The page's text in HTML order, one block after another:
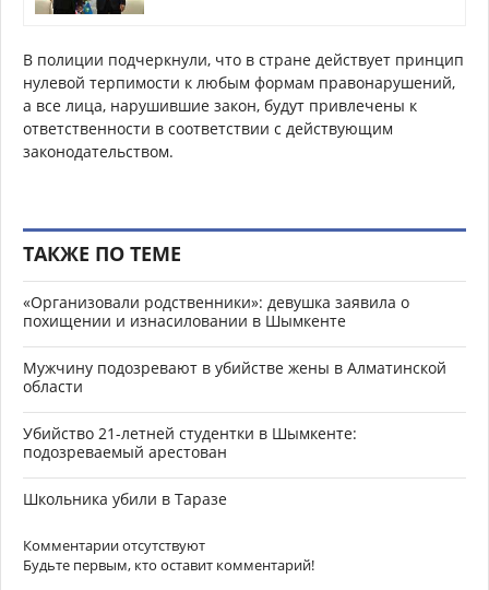
В полиции подчеркнули, что в стране действует принцип
нулевой терпимости к любым формам правонарушений,
а все лица, нарушившие закон, будут привлечены к
ответственности в соответствии с действующим
законодательством.
ТАКЖЕ ПО ТЕМЕ
«Организовали родственники»: девушка заявила о
похищении и изнасиловании в Шымкенте
Мужчину подозревают в убийстве жены в Алматинской
области
Убийство 21-летней студентки в Шымкенте:
подозреваемый арестован
Школьника убили в Таразе
Комментарии отсутствуют
Будьте первым, кто оставит комментарий!